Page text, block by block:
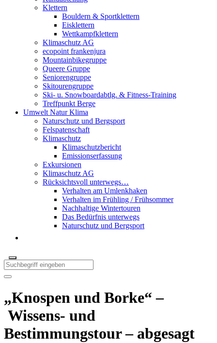
Klettern
Bouldern & Sportklettern
Eisklettern
Wettkampfklettern
Klimaschutz AG
ecopoint frankenjura
Mountainbikegruppe
Queere Gruppe
Seniorengruppe
Skitourengruppe
Ski- u. Snowboardabtlg. & Fitness-Training
Treffpunkt Berge
Umwelt Natur Klima
Naturschutz und Bergsport
Felspatenschaft
Klimaschutz
Klimaschutzbericht
Emissionserfassung
Exkursionen
Klimaschutz AG
Rücksichtsvoll unterwegs…
Verhalten am Umlenkhaken
Verhalten im Frühling / Frühsommer
Nachhaltige Wintertouren
Das Bedürfnis unterwegs
Naturschutz und Bergsport
„Knospen und Borke“ –
Wissens- und
Bestimmungstour – abgesagt